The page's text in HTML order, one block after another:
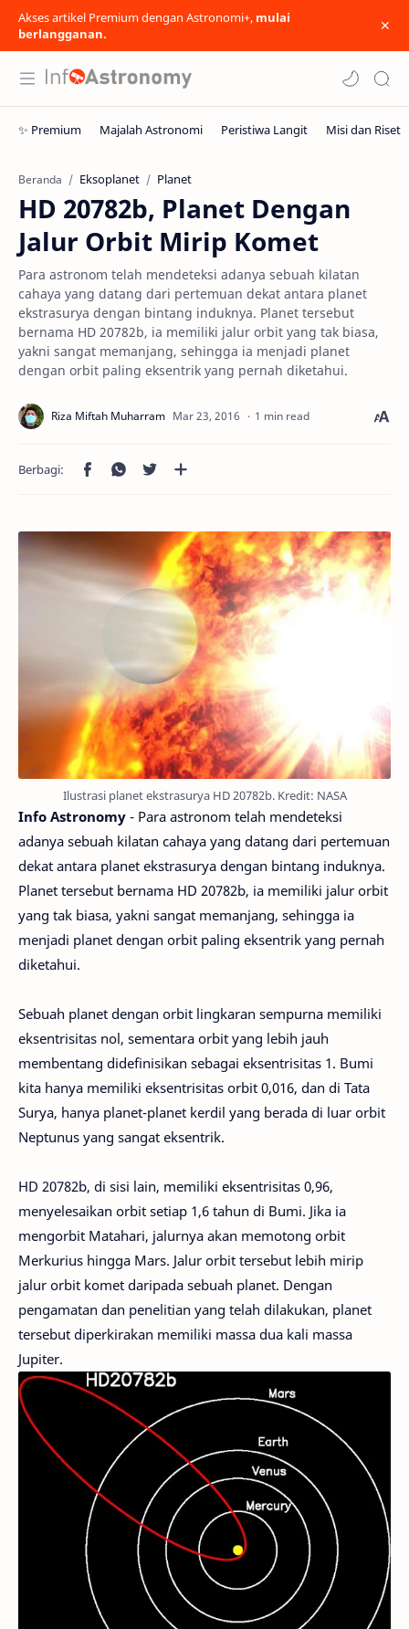
Akses artikel Premium dengan Astronomi+, mulai
berlangganan.
Beranda Eksoplanet Planet
HD 20782b, Planet Dengan
Jalur Orbit Mirip Komet
Para astronom telah mendeteksi adanya sebuah kilatan
cahaya yang datang dari pertemuan dekat antara planet
ekstrasurya dengan bintang induknya. Planet tersebut
bernama HD 20782b, ia memiliki jalur orbit yang tak biasa,
yakni sangat memanjang, sehingga ia menjadi planet
dengan orbit paling eksentrik yang pernah diketahui.
1 min read
Ilustrasi planet ekstrasurya HD 20782b. Kredit: NASA
Info Astronomy - Para astronom telah mendeteksi
adanya sebuah kilatan cahaya yang datang dari pertemuan
dekat antara planet ekstrasurya dengan bintang induknya.
Planet tersebut bernama HD 20782b, ia memiliki jalur orbit
yang tak biasa, yakni sangat memanjang, sehingga ia
menjadi planet dengan orbit paling eksentrik yang pernah
diketahui.
Sebuah planet dengan orbit lingkaran sempurna memiliki
eksentrisitas nol, sementara orbit yang lebih jauh
membentang didefinisikan sebagai eksentrisitas 1. Bumi
kita hanya memiliki eksentrisitas orbit 0,016, dan di Tata
Surya, hanya planet-planet kerdil yang berada di luar orbit
Neptunus yang sangat eksentrik.
HD 20782b, di sisi lain, memiliki eksentrisitas 0,96,
menyelesaikan orbit setiap 1,6 tahun di Bumi. Jika ia
mengorbit Matahari, jalurnya akan memotong orbit
Merkurius hingga Mars. Jalur orbit tersebut lebih mirip
jalur orbit komet daripada sebuah planet. Dengan
pengamatan dan penelitian yang telah dilakukan, planet
tersebut diperkirakan memiliki massa dua kali massa
Jupiter.